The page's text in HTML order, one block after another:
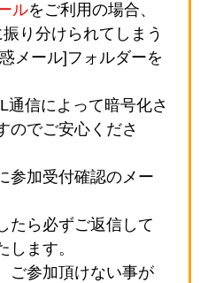
ルをご利用の場合、
り分けられてしまう
メール]フォルダーを
信によって暗号化さ
のでご安心くださ
参加受付確認のメー
たら必ずご返信して
します。
ご参加頂けない事が